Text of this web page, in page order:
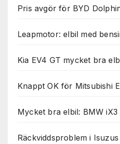
Pris avgör för BYD
Leapmotor: elbil med
Kia EV4 GT mycket bra
Knappt OK för Mitsubishi
Mycket bra elbil: BMW iX3
Räckviddsproblem i